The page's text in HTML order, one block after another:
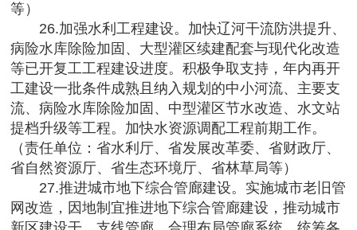
等）
26.加强水利工程建设。加快辽河干流防洪提升、
病险水库除险加固、大型灌区续建配套与现代化改造
等已开复工工程建设进度。积极争取支持，年内再开
工建设一批条件成熟且纳入规划的中小河流、主要支
流、病险水库除险加固、中型灌区节水改造、水文站
提档升级等工程。加快水资源调配工程前期工作。
（责任单位：省水利厅、省发展改革委、省财政厅、
省自然资源厅、省生态环境厅、省林草局等）
27.推进城市地下综合管廊建设。实施城市老旧管
网改造，因地制宜推进地下综合管廊建设，推动城市